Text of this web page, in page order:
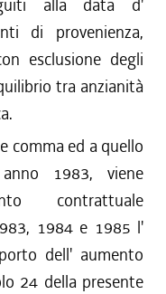
alla data d'
di provenienza,
esclusione degli
tra anzianità
comma ed a quello
1983, viene
contrattuale
1984 e 1985 l'
dell' aumento
24 della presente